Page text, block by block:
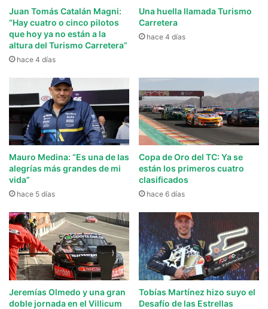
Juan Tomás Catalán Magni:
“Hay cuatro o cinco pilotos
que hoy ya no están a la
altura del Turismo Carretera”
hace 4 días
Una huella llamada Turismo
Carretera
hace 4 días
Mauro Medina: “Es una de las
alegrías más grandes de mi
vida”
hace 5 días
Copa de Oro del TC: Ya se
están los primeros cuatro
clasificados
hace 6 días
Jeremías Olmedo y una gran
doble jornada en el Villicum
Tobías Martínez hizo suyo el
Desafío de las Estrellas